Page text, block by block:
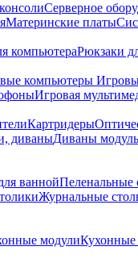
Серверное
Материнские платы
компьютераРюкзаки
компьютеры
Игровая
Картридеры
диваныДиваны
ваннойПеленальные
Журнальные
модулиКухонные